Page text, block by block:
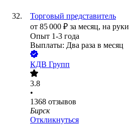
Торговый представитель
от 85 000 ₽ за месяц, на руки
Опыт 1-3 года
Выплаты: Два раза в месяц
КДВ Групп
3.8
•
1368 отзывов
Бирск
Откликнуться